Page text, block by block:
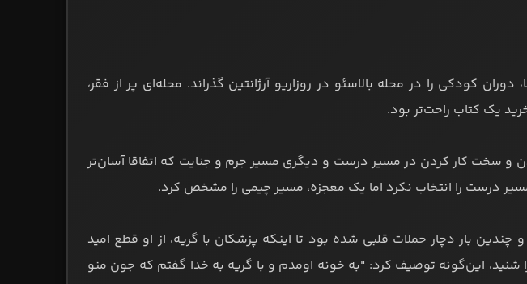
اوساسونا، دوران کودکی را در محله بالاسئو در روزاریو آرژانتین ‌گذراند. محله‌ای پر از فقر،
یک کتاب راحت‌تر بود.
سخت کار کردن در مسیر درست و دیگری مسیر جرم و جنایت که اتفاقا آسان‌تر
درست را انتخاب نکرد اما یک معجزه، مسیر چیمی را مشخص کرد.
بار دچار حملات قلبی شده بود تا اینکه پزشکان با گریه، از او قطع امید
شنید، این‌گونه توصیف کرد: "به خونه اومدم و با گریه به خدا گفتم که جون منو